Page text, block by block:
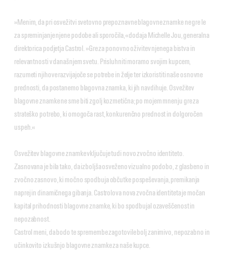
»Menim, da pri osvežitvi svetovno prepoznavne blagovne znamke ne gre le
za spreminjanje njene podobe ali sporočila,« dodaja Michelle Jou, generalna
direktorica podjetja Castrol. »Gre za ponovno oživitev njenega bistva in
relevantnosti v današnjem svetu. Prisluhniti moramo svojim kupcem,
razumeti njihove razvijajoče se potrebe in želje ter izkoristiti naše osnovne
prednosti, da postanemo blagovna znamka, ki jih navdihuje. Osvežitev
blagovne znamke ne sme biti zgolj kozmetična; po mojem mnenju gre za
strateško potrebo, ki omogoča rast, konkurenčno prednost in dolgoročen
uspeh.«
Osvežitev blagovne znamke vključuje tudi novo zvočno identiteto.
Zasnovana je bila tako, da izboljša osveženo vizualno podobo, z glasbeno in
zvočno zasnovo, ki močno spodbuja občutke pospeševanja, premikanja
naprej in dinamičnega gibanja. Castrolova nova zvočna identiteta je močan
kapital prihodnosti blagovne znamke, ki bo spodbujal ozaveščenost in
nepozabnost.
Castrol meni, da bodo te spremembe zagotovile bolj zanimivo, nepozabno in
učinkovito izkušnjo blagovne znamke za naše kupce.